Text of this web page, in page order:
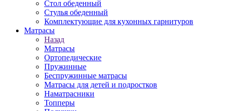
Стол обеденный
Стулья обеденный
Комплектующие для кухонных гарнитуров
Матраcы
Назад
Матраcы
Ортопедические
Пружинные
Беспружинные матрасы
Матрасы для детей и подростков
Наматрасники
Топперы